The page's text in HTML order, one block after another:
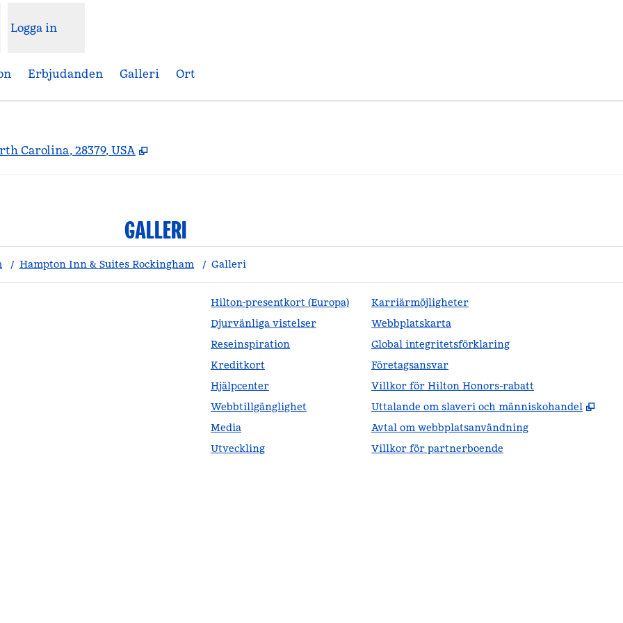
Logga in
Erbjudanden Galleri Ort
Carolina, 28379, USA ,
GALLERI
/ Hampton Inn & Suites Rockingham / Galleri
Hilton-presentkort (Europa)
Djurvänliga vistelser
Reseinspiration
Kreditkort
Hjälpcenter
Webbtillgänglighet
Media
Utveckling
Karriärmöjligheter
Webbplatskarta
Global integritetsförklaring
Företagsansvar
Villkor för Hilton Honors-rabatt
Uttalande om slaveri och människohandel
,
Avtal om webbplatsanvändning
Villkor för partnerboende